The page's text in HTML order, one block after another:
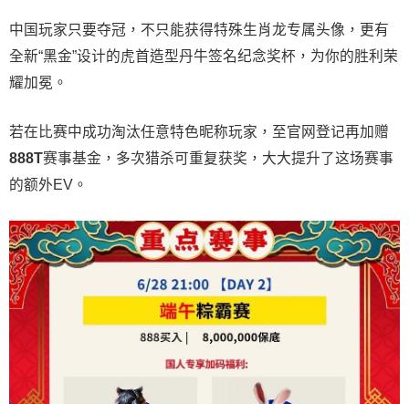
中国玩家只要夺冠，不只能获得特殊生肖龙专属头像，更有
全新“黑金”设计的虎首造型丹牛签名纪念奖杯，为你的胜利荣
耀加冕。
若在比赛中成功淘汰任意特色昵称玩家，至官网登记再加赠
888T赛事基金，多次猎杀可重复获奖，大大提升了这场赛事
的额外EV。